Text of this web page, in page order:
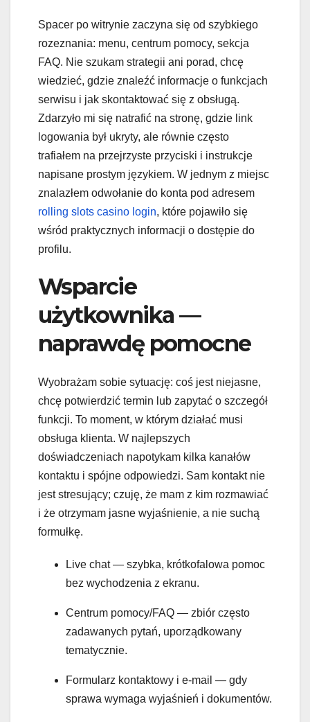
Spacer po witrynie zaczyna się od szybkiego
rozeznania: menu, centrum pomocy, sekcja
FAQ. Nie szukam strategii ani porad, chcę
wiedzieć, gdzie znaleźć informacje o funkcjach
serwisu i jak skontaktować się z obsługą.
Zdarzyło mi się natrafić na stronę, gdzie link
logowania był ukryty, ale równie często
trafiałem na przejrzyste przyciski i instrukcje
napisane prostym językiem. W jednym z miejsc
znalazłem odwołanie do konta pod adresem
rolling slots casino login, które pojawiło się
wśród praktycznych informacji o dostępie do
profilu.
Wsparcie
użytkownika —
naprawdę pomocne
Wyobrażam sobie sytuację: coś jest niejasne,
chcę potwierdzić termin lub zapytać o szczegół
funkcji. To moment, w którym działać musi
obsługa klienta. W najlepszych
doświadczeniach napotykam kilka kanałów
kontaktu i spójne odpowiedzi. Sam kontakt nie
jest stresujący; czuję, że mam z kim rozmawiać
i że otrzymam jasne wyjaśnienie, a nie suchą
formułkę.
Live chat — szybka, krótkofalowa pomoc
bez wychodzenia z ekranu.
Centrum pomocy/FAQ — zbiór często
zadawanych pytań, uporządkowany
tematycznie.
Formularz kontaktowy i e‑mail — gdy
sprawa wymaga wyjaśnień i dokumentów.